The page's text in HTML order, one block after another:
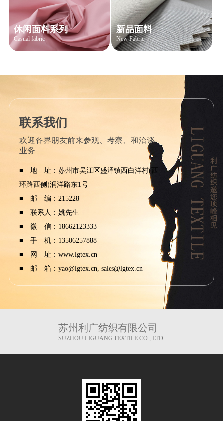
休闲面料系列
Casual fabric
新品面料
New Fabric
联系我们
欢迎各界朋友前来参观、考察、和洽谈
业务
■ 地 址：苏州市吴江区盛泽镇西白洋村(西
环路西侧)润洋路东1号
■ 邮 编：215228
■ 联系人：姚先生
■ 微 信：18662123333
■ 手 机：13506257888
■ 网 址：www.lgtex.cn
■ 邮 箱：yao@lgtex.cn, sales@lgtex.cn
苏州利广纺织有限公司
SUZHOU LIGUANG TEXTILE CO., LTD.